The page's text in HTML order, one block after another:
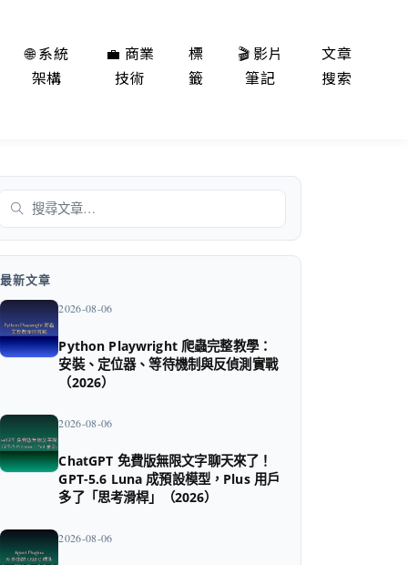
🌐 系統
架構
💼 商業
技術
標
籤
🎬 影片
筆記
文章
搜索
搜尋
最新文章
2026-08-06
Python Playwright 爬蟲完整教學：
安裝、定位器、等待機制與反偵測實戰
（2026）
2026-08-06
ChatGPT 免費版無限文字聊天來了！
GPT-5.6 Luna 成預設模型，Plus 用戶
多了「思考滑桿」（2026）
2026-08-06